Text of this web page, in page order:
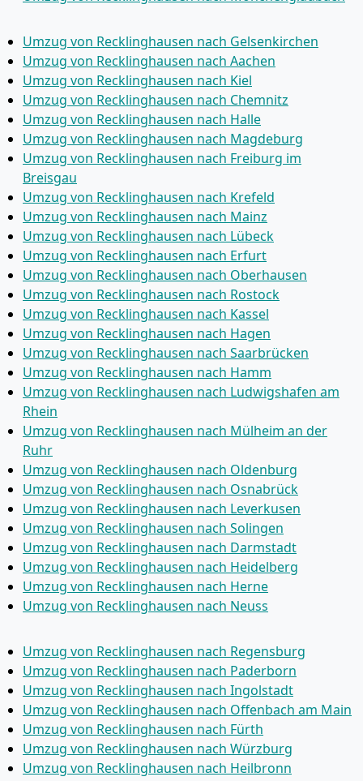
Umzug von Recklinghausen nach Gelsenkirchen
Umzug von Recklinghausen nach Aachen
Umzug von Recklinghausen nach Kiel
Umzug von Recklinghausen nach Chemnitz
Umzug von Recklinghausen nach Halle
Umzug von Recklinghausen nach Magdeburg
Umzug von Recklinghausen nach Freiburg im
Breisgau
Umzug von Recklinghausen nach Krefeld
Umzug von Recklinghausen nach Mainz
Umzug von Recklinghausen nach Lübeck
Umzug von Recklinghausen nach Erfurt
Umzug von Recklinghausen nach Oberhausen
Umzug von Recklinghausen nach Rostock
Umzug von Recklinghausen nach Kassel
Umzug von Recklinghausen nach Hagen
Umzug von Recklinghausen nach Saarbrücken
Umzug von Recklinghausen nach Hamm
Umzug von Recklinghausen nach Ludwigshafen am
Rhein
Umzug von Recklinghausen nach Mülheim an der
Ruhr
Umzug von Recklinghausen nach Oldenburg
Umzug von Recklinghausen nach Osnabrück
Umzug von Recklinghausen nach Leverkusen
Umzug von Recklinghausen nach Solingen
Umzug von Recklinghausen nach Darmstadt
Umzug von Recklinghausen nach Heidelberg
Umzug von Recklinghausen nach Herne
Umzug von Recklinghausen nach Neuss
Umzug von Recklinghausen nach Regensburg
Umzug von Recklinghausen nach Paderborn
Umzug von Recklinghausen nach Ingolstadt
Umzug von Recklinghausen nach Offenbach am Main
Umzug von Recklinghausen nach Fürth
Umzug von Recklinghausen nach Würzburg
Umzug von Recklinghausen nach Heilbronn